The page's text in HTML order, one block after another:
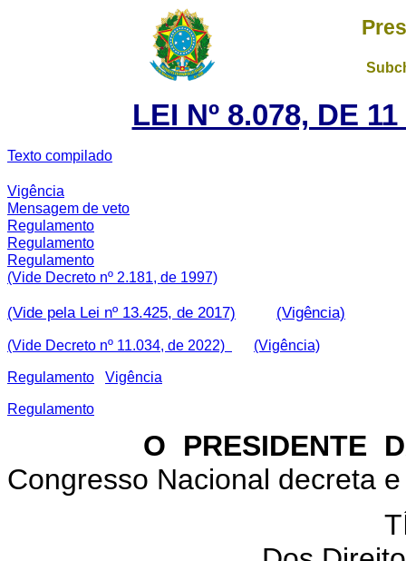
LEI Nº 8.078, DE
Texto compilado
Vigência
Mensagem de veto
Regulamento
Regulamento
Regulamento
(Vide Decreto nº 2.181, de 1997)
(Vide pela Lei nº 13.425, de 2017) (Vigência)
(Vide Decreto nº 11.034, de 2022)
(Vigência)
Regulamento
Vigência
Regulamento
O PRESIDENTE DA
Congresso Nacional decreta